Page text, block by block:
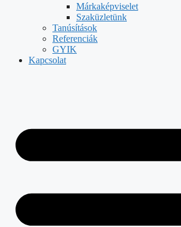
Márkaképviselet
Szaküzletünk
Tanúsítások
Referenciák
GYIK
Kapcsolat